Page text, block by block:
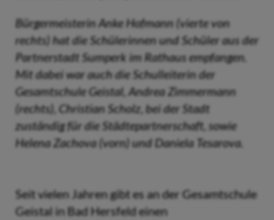
Bürgermeisterin Anke Hofmann (vierte von
rechts) hat die Schülerinnen und Schüler aus der
Partnerstadt Sumperk im Rathaus empfangen.
Mit dabei war auch die Schulleiterin der
Gesamtschule Geistal, Andrea Zimmermann
(rechts), Christian Scholz, bei der Stadt
zuständig für die Städtepartnerschaft, sowie
Helena Zachova (vorn) und Daniela Tesarova.
Seit vielen Jahren gibt es an der Gesamtschule
Geistal in Bad Hersfeld einen